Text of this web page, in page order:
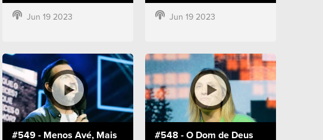
Jun 19 2023 Jun 19 2023
#549 - Menos Avé, Mais
#548 - O Dom de Deus